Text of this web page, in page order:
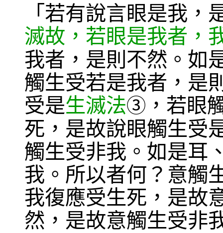
「若有說言眼是我，
滅故，若眼是我者，
我者，是則不然。如
觸生受若是我者，是
受是生滅法③ ，若眼
死，是故說眼觸生受
觸生受非我。如是耳
我。所以者何？意觸
我復應受生死，是故
然，是故意觸生受非